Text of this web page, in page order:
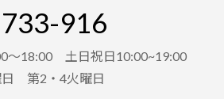
916
～18:00 土日祝日10:00~19:00
日 第2・4火曜日